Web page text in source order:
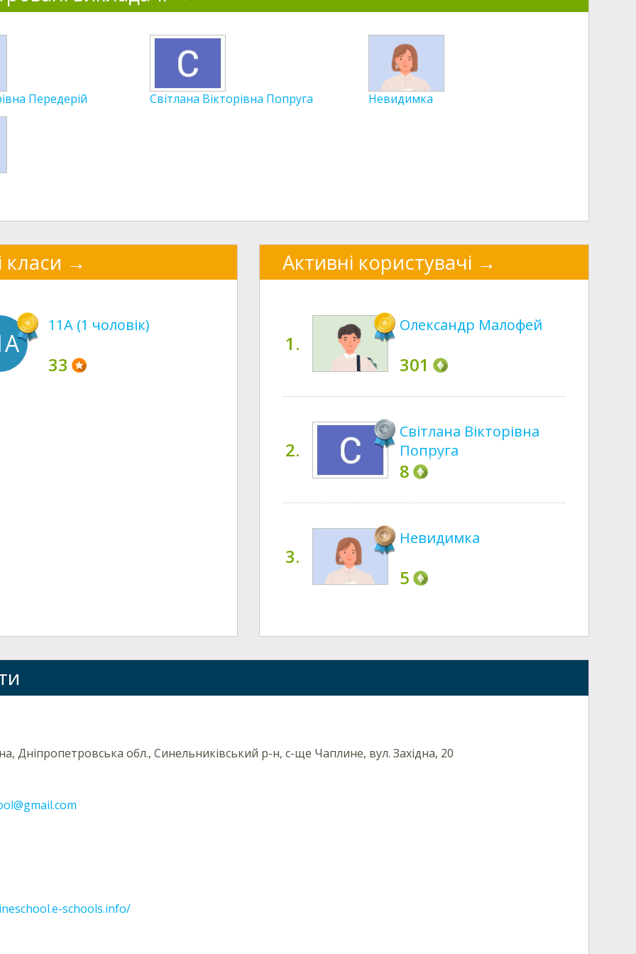
Передерій Світлана Вікторівна Попруга Невидимка
класи
11A (1 чоловік)
33
Активні користувачі
1.
Олександр Малофей
301
2.
Світлана Вікторівна
Попруга
8
3.
Невидимка
5
Дніпропетровська обл., Синельниківський р-н, с-ще Чаплине, вул. Західна, 20
schools.info/